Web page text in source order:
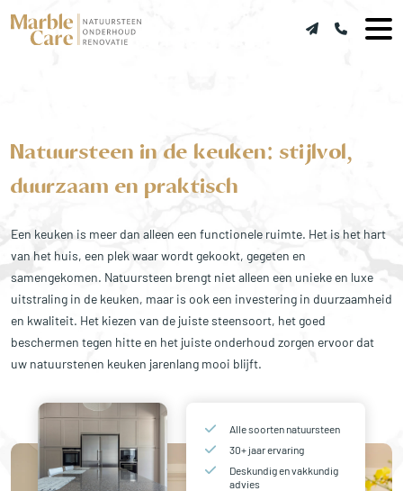
Natuursteen in de keuken: stijlvol,
duurzaam en praktisch
Een keuken is meer dan alleen een functionele ruimte. Het is het hart
van het huis, een plek waar wordt gekookt, gegeten en
samengekomen. Natuursteen brengt niet alleen een unieke en luxe
uitstraling in de keuken, maar is ook een investering in duurzaamheid
en kwaliteit. Het kiezen van de juiste steensoort, het goed
beschermen tegen hitte en het juiste onderhoud zorgen ervoor dat
uw natuurstenen keuken jarenlang mooi blijft.
Alle soorten natuursteen
30+ jaar ervaring
Deskundig en vakkundig
advies